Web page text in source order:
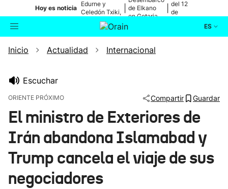
Hoy es noticia
Edurne y
Celedón Txiki,
en directo
de Elkano
en Getaria
del 12
de
ES
Buscador Actualidad
Ikusmiran
Eguraldia
Inicio Actualidad Internacional
Escuchar
ORIENTE PRÓXIMO Compartir Guardar
El ministro de Exteriores de
Irán abandona Islamabad y
Trump cancela el viaje de sus
negociadores